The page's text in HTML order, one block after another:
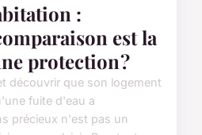
:
est la
protection ?
découvrir que son logement
fuite d'eau a
précieux n'est pas un